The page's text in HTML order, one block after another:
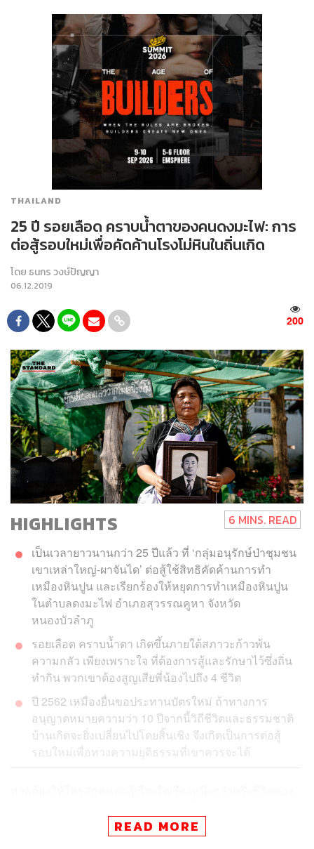
THAILAND
25 ปี รอยเลือด คราบน้ำตาของคนดงมะไฟ: การ
ต่อสู้รอบใหม่เพื่อคัดค้านโรงโม่หินในถิ่นเกิด
โดย ธนกร วงษ์ปัญญา
06.12.2019
200
HIGHLIGHTS 6 MINS. READ
เป็นเวลายาวนานกว่า 25 ปีแล้ว ที่ ‘กลุ่มอนุรักษ์ป่าชุมชน
เขาเหล่าใหญ่-ผาจันได’ ต่อสู้ใช้สิทธิคัดค้านการทำ
เหมืองหินปูน และเรียกร้องให้หยุดการทำเหมืองหินปูน
ในตำบลดงมะไฟ อำเภอสุวรรณคูหา จังหวัด
หนองบัวลำภู
รอยเลือด คราบน้ำตา เกิดขึ้นภายใต้สภาวะก้าวพ้น
ความกลัว เพียงเพราะใจ ที่ต้องการสู้และรักษาไว้ซึ่งถิ่น
ทำกิน พวกเขาต้องสูญเสียพี่น้องไปถึง 4 ชีวิต
ปี 2562 เหมืองยื่นขอประทานบัตรใหม่ ถ้าทางการ
อนุญาตหมายความว่า 10 ปีจากนี้วิถีชีวิตและธรรมชาติ
บ้านเกิดจะยิ่งเปลี่ยนไปโดยสิ้นเชิง จึงเกิดเป็นการต่อสู้
รอบใหม่เพื่อทวงความยุติธรรมที่เขาควรจะได้
เขาควรได้รับตั้งแต่เริ่มต้นมีสถานะความเป็น ‘มนุษย์’
READ MORE